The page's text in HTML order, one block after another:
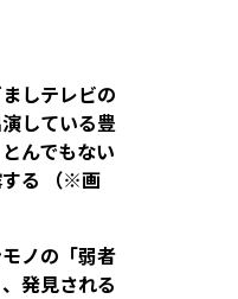
ましテレビの
している豊
んでもない
する （※画
モノの「弱者
発見される